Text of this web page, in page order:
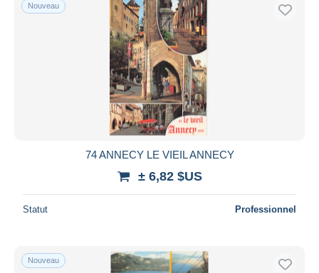
Nouveau
74 ANNECY LE VIEIL ANNECY
± 6,82 $US
Statut Professionnel
Nouveau